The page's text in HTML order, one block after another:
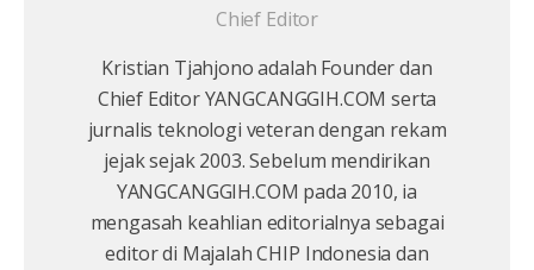
Chief Editor
Kristian Tjahjono adalah Founder dan
Chief Editor YANGCANGGIH.COM serta
jurnalis teknologi veteran dengan rekam
jejak sejak 2003. Sebelum mendirikan
YANGCANGGIH.COM pada 2010, ia
mengasah keahlian editorialnya sebagai
editor di Majalah CHIP Indonesia dan